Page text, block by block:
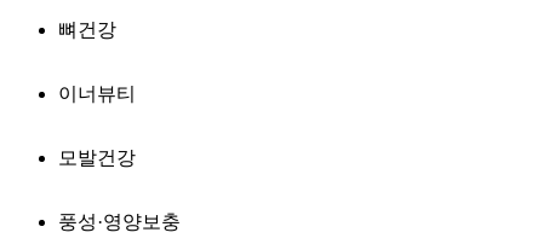
뼈건강
이너뷰티
모발건강
풍성·영양보충